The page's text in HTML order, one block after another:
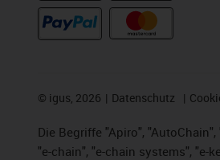
© igus, 2026 Datenschutz
Die Begriffe "Apiro",
"e-chain", "e-chain systems", "e-